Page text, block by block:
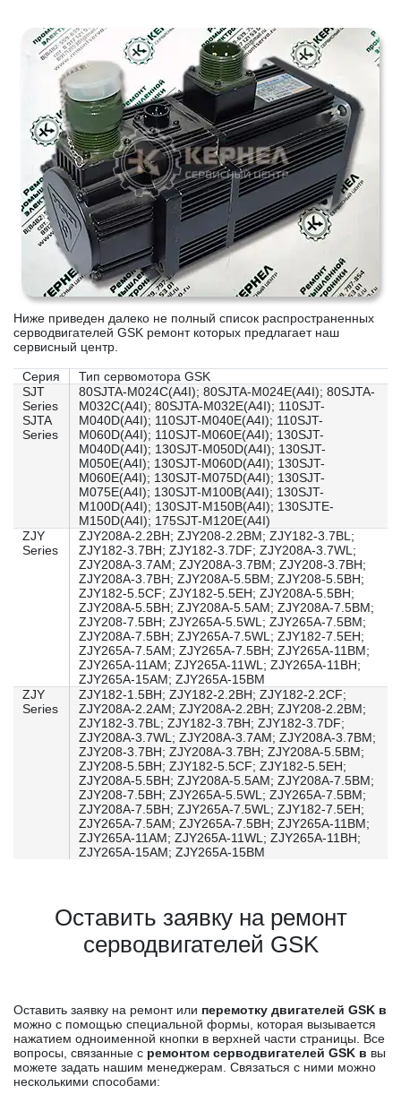
Ниже приведен далеко не полный список распространенных
серводвигателей GSK ремонт которых предлагает наш
сервисный центр.
Серия
Тип сервомотора GSK
SJT
Series
SJTA
Series
80SJTA-M024C(A4I); 80SJTA-M024E(A4I); 80SJTA-
M032C(A4I); 80SJTA-M032E(A4I); 110SJT-
M040D(A4I); 110SJT-M040E(A4I); 110SJT-
M060D(A4I); 110SJT-M060E(A4I); 130SJT-
M040D(A4I); 130SJT-M050D(A4I); 130SJT-
M050E(A4I); 130SJT-M060D(A4I); 130SJT-
M060E(A4I); 130SJT-M075D(A4I); 130SJT-
M075E(A4I); 130SJT-M100B(A4I); 130SJT-
M100D(A4I); 130SJT-M150B(A4I); 130SJTE-
M150D(A4I); 175SJT-M120E(A4I)
ZJY
Series
ZJY208A-2.2BH; ZJY208-2.2BM; ZJY182-3.7BL;
ZJY182-3.7BH; ZJY182-3.7DF; ZJY208A-3.7WL;
ZJY208A-3.7AM; ZJY208A-3.7BM; ZJY208-3.7BH;
ZJY208A-3.7BH; ZJY208A-5.5BM; ZJY208-5.5BH;
ZJY182-5.5CF; ZJY182-5.5EH; ZJY208A-5.5BH;
ZJY208A-5.5BH; ZJY208A-5.5AM; ZJY208A-7.5BM;
ZJY208-7.5BH; ZJY265A-5.5WL; ZJY265A-7.5BM;
ZJY208A-7.5BH; ZJY265A-7.5WL; ZJY182-7.5EH;
ZJY265A-7.5AM; ZJY265A-7.5BH; ZJY265A-11BM;
ZJY265A-11AM; ZJY265A-11WL; ZJY265A-11BH;
ZJY265A-15AM; ZJY265A-15BM
ZJY
Series
ZJY182-1.5BH; ZJY182-2.2BH; ZJY182-2.2CF;
ZJY208A-2.2AM; ZJY208A-2.2BH; ZJY208-2.2BM;
ZJY182-3.7BL; ZJY182-3.7BH; ZJY182-3.7DF;
ZJY208A-3.7WL; ZJY208A-3.7AM; ZJY208A-3.7BM;
ZJY208-3.7BH; ZJY208A-3.7BH; ZJY208A-5.5BM;
ZJY208-5.5BH; ZJY182-5.5CF; ZJY182-5.5EH;
ZJY208A-5.5BH; ZJY208A-5.5AM; ZJY208A-7.5BM;
ZJY208-7.5BH; ZJY265A-5.5WL; ZJY265A-7.5BM;
ZJY208A-7.5BH; ZJY265A-7.5WL; ZJY182-7.5EH;
ZJY265A-7.5AM; ZJY265A-7.5BH; ZJY265A-11BM;
ZJY265A-11AM; ZJY265A-11WL; ZJY265A-11BH;
ZJY265A-15AM; ZJY265A-15BM
Оставить заявку на ремонт
серводвигателей GSK
Оставить заявку на ремонт или перемотку двигателей GSK в
можно с помощью специальной формы, которая вызывается
нажатием одноименной кнопки в верхней части страницы. Все
вопросы, связанные с ремонтом серводвигателей GSK в вы
можете задать нашим менеджерам. Связаться с ними можно
несколькими способами: